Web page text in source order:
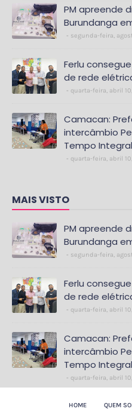
PM apreende
Burundanga
segunda-feira,
Ferlu
de rede
quarta-feira, abril
Camacan:
intercâmbio
Tempo Integral
quarta-feira, abril
MAIS VISTO
PM apreende
Burundanga
segunda-feira,
Ferlu
de rede
quarta-feira, abril
Camacan:
intercâmbio
Tempo Integral
quarta-feira, abril
HOME QUEM